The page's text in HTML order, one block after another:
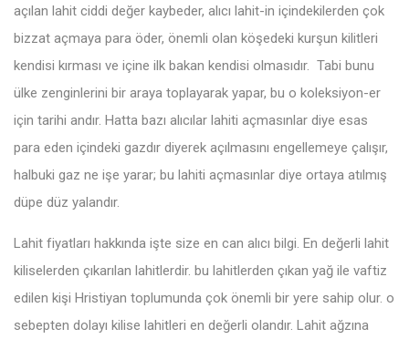
açılan lahit ciddi değer kaybeder, alıcı lahit-in içindekilerden çok
bizzat açmaya para öder, önemli olan köşedeki kurşun kilitleri
kendisi kırması ve içine ilk bakan kendisi olmasıdır. Tabi bunu
ülke zenginlerini bir araya toplayarak yapar, bu o koleksiyon-er
için tarihi andır. Hatta bazı alıcılar lahiti açmasınlar diye esas
para eden içindeki gazdır diyerek açılmasını engellemeye çalışır,
halbuki gaz ne işe yarar; bu lahiti açmasınlar diye ortaya atılmış
düpe düz yalandır.
Lahit fiyatları hakkında işte size en can alıcı bilgi. En değerli lahit
kiliselerden çıkarılan lahitlerdir. bu lahitlerden çıkan yağ ile vaftiz
edilen kişi Hristiyan toplumunda çok önemli bir yere sahip olur. o
sebepten dolayı kilise lahitleri en değerli olandır. Lahit ağzına